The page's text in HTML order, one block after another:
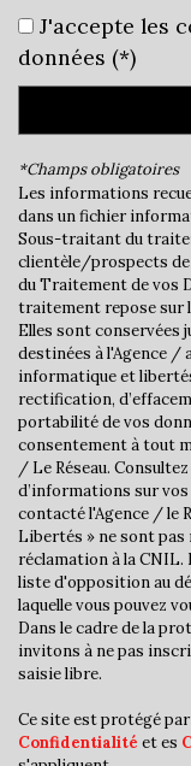
Bar
École
École
Lycée
Gare
Bureau de
Presse et
statistiques
Nombre
Propriétaires
Taxe habitation
Taxe foncière
Habitants de
Habitants de 25
Nombre
J'accepte les
données (*)
*Champs obligatoires
Les informations
dans un fichier
Sous-traitant du
clientèle/prospects de
du Traitement de vos
traitement repose sur
Elles sont conservées
destinées à l'Agence /
informatique et
rectification,
portabilité de vos
consentement à tout
/ Le Réseau.
d’informations sur
contacté l'Agence / le
Libertés » ne sont pas
réclamation à la CNIL.
liste d'opposition au
laquelle vous pouvez
Dans le cadre de la
invitons à ne pas
saisie libre.
Ce site est protégé par
Confidentialité et es